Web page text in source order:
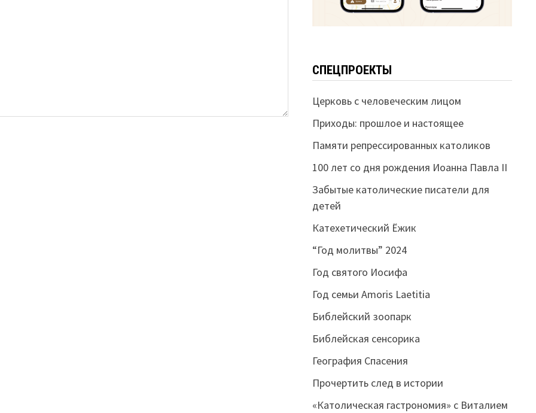
СПЕЦПРОЕКТЫ
Церковь с человеческим лицом
Приходы: прошлое и настоящее
Памяти репрессированных католиков
100 лет со дня рождения Иоанна Павла II
Забытые католические писатели для
детей
Катехетический Ёжик
“Год молитвы” 2024
Год святого Иосифа
Год семьи Amoris Laetitia
Библейский зоопарк
Библейская сенсорика
География Спасения
Прочертить след в истории
«Католическая гастрономия» с Виталием